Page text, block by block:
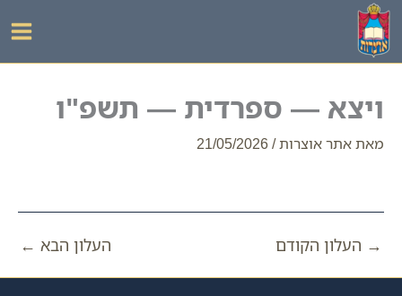
דילוג
לתוכן
ויצא — ספרדית — תשפ"ו
מאתאתר אוצרות/
21/05/2026
→ העלון הקודם העלון הבא ←